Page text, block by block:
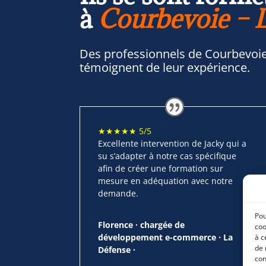
à
de
àCourbevoie –
Des professionnels de
témoignent de leur expérience.
★★★★★ 5/5
Excellente intervention de Jacky qui a
su s’adapter à notre cas spécifique
afin de créer une formation sur
mesure en adéquation avec notre
demande.
Florence · chargée de
développement e-commerce · La
Défense ·